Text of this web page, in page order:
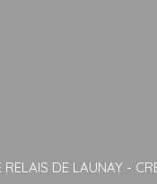
RELAIS DE LAUNAY -